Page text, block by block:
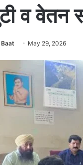
व वेतन
May 29, 2026